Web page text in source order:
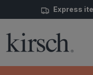
Express